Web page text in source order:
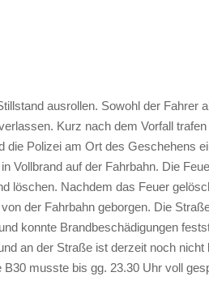
ausrollen. Sowohl der Fahrer
Kurz nach dem Vorfall trafen
die Polizei am Ort des Geschehens
Vollbrand auf der Fahrbahn. Die
löschen. Nachdem das Feuer
der Fahrbahn geborgen. Die
konnte Brandbeschädigungen
an der Straße ist derzeit noch nicht
musste bis gg. 23.30 Uhr voll